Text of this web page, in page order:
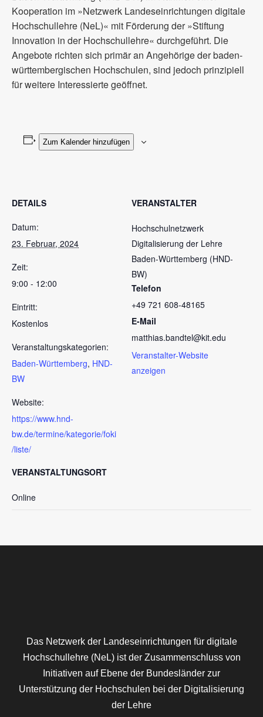
Kooperation im »Netzwerk Landeseinrichtungen digitale
Hochschullehre (NeL)« mit Förderung der »Stiftung
Innovation in der Hochschullehre« durchgeführt. Die
Angebote richten sich primär an Angehörige der baden-
württembergischen Hochschulen, sind jedoch prinzipiell
für weitere Interessierte geöffnet.
Zum Kalender hinzufügen
DETAILS
Datum:
23. Februar, 2024
Zeit:
9:00 - 12:00
Eintritt:
Kostenlos
Veranstaltungskategorien:
Baden-Württemberg, HND-
BW
Website:
https://www.hnd-
bw.de/termine/kategorie/foki
/liste/
VERANSTALTUNGSORT
Online
VERANSTALTER
Hochschulnetzwerk
Digitalisierung der Lehre
Baden-Württemberg (HND-
BW)
Telefon
+49 721 608-48165
E-Mail
matthias.bandtel@kit.edu
Veranstalter-Website
anzeigen
Das Netzwerk der Landeseinrichtungen für digitale
Hochschullehre (NeL) ist der Zusammenschluss von
Initiativen auf Ebene der Bundesländer zur
Unterstützung der Hochschulen bei der Digitalisierung
der Lehre